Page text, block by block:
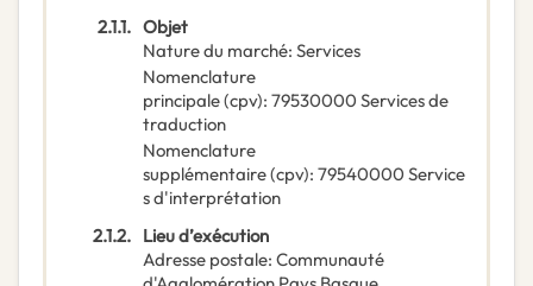
2.1.1. Objet
Nature du marché: Services
Nomenclature
principale(cpv): 79530000 Services de
traduction
Nomenclature
supplémentaire(cpv): 79540000 Service
s d'interprétation
2.1.2. Lieu d’exécution
Adresse postale: Communauté